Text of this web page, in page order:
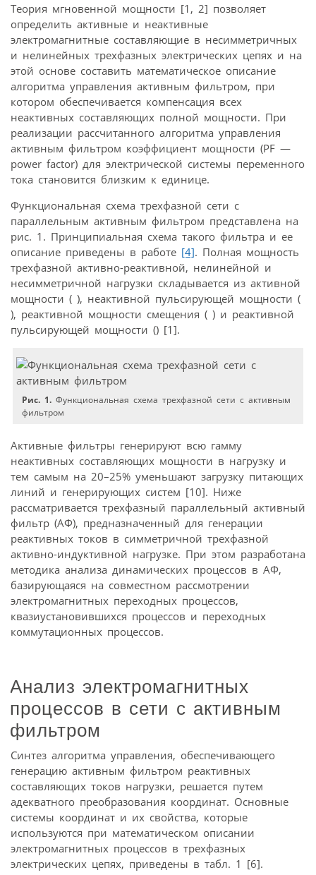
Теория мгновенной мощности [1, 2] позволяет
определить активные и неактивные
электромагнитные составляющие в несимметричных
и нелинейных трехфазных электрических цепях и на
этой основе составить математическое описание
алгоритма управления активным фильтром, при
котором обеспечивается компенсация всех
неактивных составляющих полной мощности. При
реализации рассчитанного алгоритма управления
активным фильтром коэффициент мощности (PF —
power factor) для электрической системы переменного
тока становится близким к единице.
Функциональная схема трехфазной сети с
параллельным активным фильтром представлена на
рис. 1. Принципиальная схема такого фильтра и ее
описание приведены в работе [4]. Полная мощность
трехфазной активно-реактивной, нелинейной и
несимметричной нагрузки складывается из активной
мощности ( ), неактивной пульсирующей мощности (
), реактивной мощности смещения ( ) и реактивной
пульсирующей мощности () [1].
Рис. 1. Функциональная схема трехфазной сети с активным
фильтром
Активные фильтры генерируют всю гамму
неактивных составляющих мощности в нагрузку и
тем самым на 20–25% уменьшают загрузку питающих
линий и генерирующих систем [10]. Ниже
рассматривается трехфазный параллельный активный
фильтр (АФ), предназначенный для генерации
реактивных токов в симметричной трехфазной
активно-индуктивной нагрузке. При этом разработана
методика анализа динамических процессов в АФ,
базирующаяся на совместном рассмотрении
электромагнитных переходных процессов,
квазиустановившихся процессов и переходных
коммутационных процессов.
Анализ электромагнитных
процессов в сети с активным
фильтром
Синтез алгоритма управления, обеспечивающего
генерацию активным фильтром реактивных
составляющих токов нагрузки, решается путем
адекватного преобразования координат. Основные
системы координат и их свойства, которые
используются при математическом описании
электромагнитных процессов в трехфазных
электрических цепях, приведены в табл. 1 [6].